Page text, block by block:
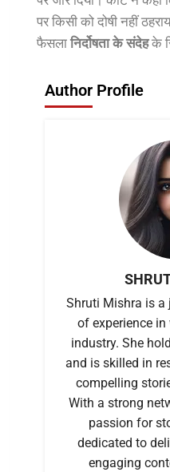
पर किसी को दोषी नहीं
फैसला निर्दोषता के संदेहके
Author Profile
Shruti Mishra is a
of experience
industry. She
and is skilled in
compelling
With a strong
passion for
dedicated to
engaging